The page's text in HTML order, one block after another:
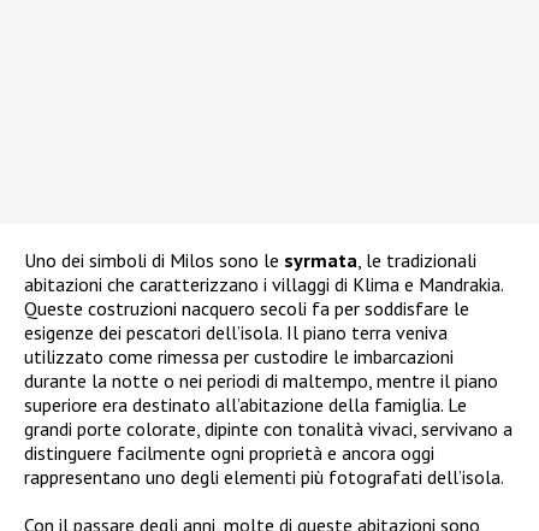
Uno dei simboli di Milos sono le syrmata, le tradizionali
abitazioni che caratterizzano i villaggi di Klima e Mandrakia.
Queste costruzioni nacquero secoli fa per soddisfare le
esigenze dei pescatori dell’isola. Il piano terra veniva
utilizzato come rimessa per custodire le imbarcazioni
durante la notte o nei periodi di maltempo, mentre il piano
superiore era destinato all’abitazione della famiglia. Le
grandi porte colorate, dipinte con tonalità vivaci, servivano a
distinguere facilmente ogni proprietà e ancora oggi
rappresentano uno degli elementi più fotografati dell’isola.
Con il passare degli anni, molte di queste abitazioni sono